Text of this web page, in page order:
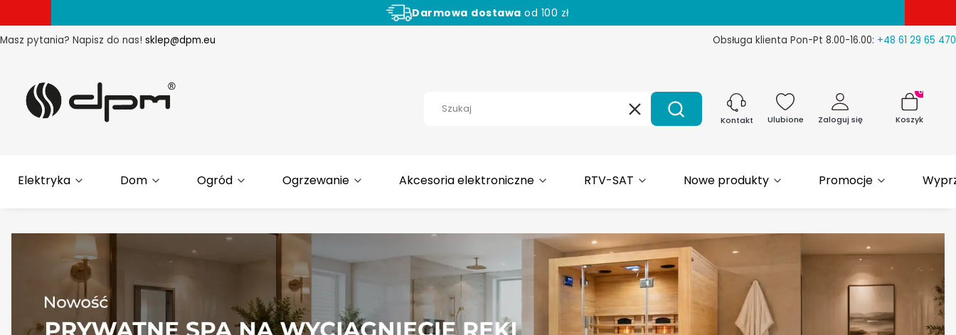
Darmowa dostawa od 100 zł
Masz pytania? Napisz do nas! sklep@dpm.eu Obsługa klienta Pon-Pt 8.00-16.00: +48 61 29 65 470
WyczyśćSzukaj Kontakt Ulubione Zaloguj się
Produkty
Koszyk
Elektryka Dom Ogród Ogrzewanie Akcesoria elektroniczne RTV-SAT Nowe produkty Promocje